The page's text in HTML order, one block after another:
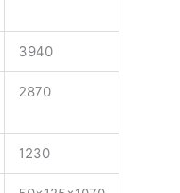
3940
2870
1230